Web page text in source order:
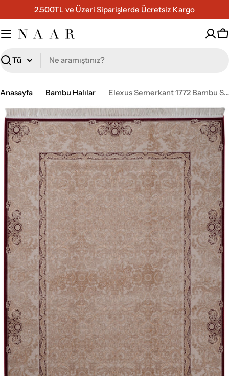
geç
2.500TL ve Üzeri Siparişlerde Ücretsiz Kargo
Ara
Anasayfa Bambu Halılar Elexus Semerkant 1772 Bambu Salon Halısı
numaralı medyayı pencerede aç